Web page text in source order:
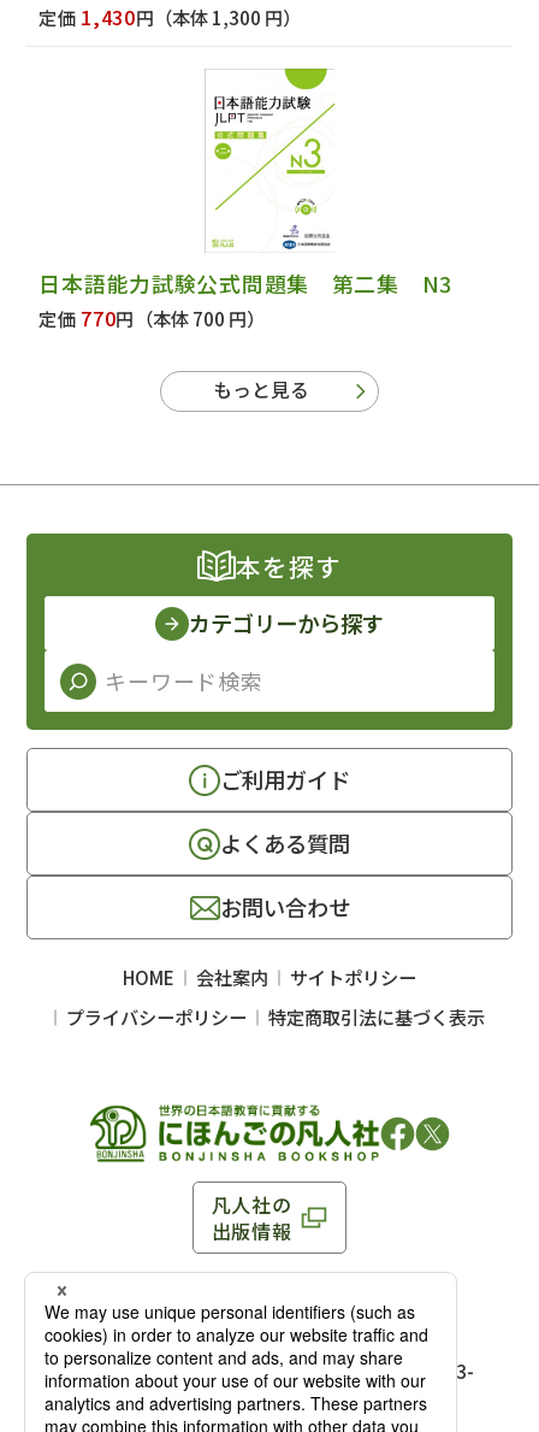
定価 1,430円 （本体 1,300 円）
日本語能力試験公式問題集 第二集 N3
定価 770円 （本体 700 円）
もっと見る
凡人社の
出版情報
〒102-0093 東京都千代田区平河町 1-3-13 8F
TEL：03-3263-3959／FAX：03-3263-3116
麹町店
〒102-0093 東京都千代田区平河町1-3-
13 8F［アクセス］
本を探す
カテゴリーから探す
ご利用ガイド
よくある質問
お問い合わせ
HOME 会社案内
サイトポリシー
プライバシーポリシー
特定商取引法に基づく表示